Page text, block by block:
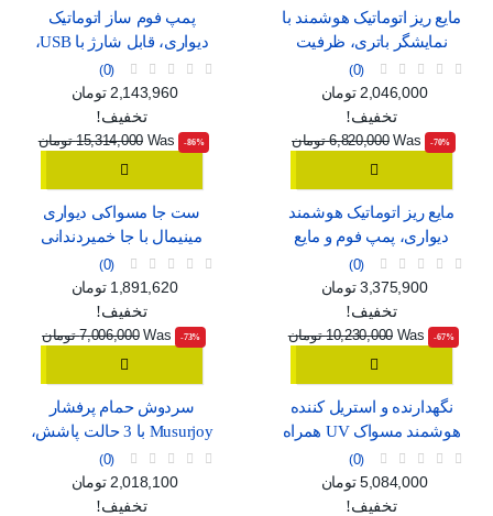
مایع ریز اتوماتیک هوشمند با
نمایشگر باتری، ظرفیت
420ml و استاندارد ضدآب
IPX5
0
قیمت عادی
قیمت
2,046,000 تومان
تخفیف!
‎-70%
Was 6,820,000 تومان
پمپ فوم ساز اتوماتیک
دیواری، قابل شارژ با USB،
طرح مینیمال سفید و آبی
0
قیمت عادی
قیمت
2,143,960 تومان
تخفیف!
‎-86%
Was 15,314,000 تومان
مایع ریز اتوماتیک هوشمند
دیواری، پمپ فوم و مایع
تنظیم
0
قیمت عادی
قیمت
3,375,900 تومان
تخفیف!
‎-67%
Was 10,230,000 تومان
ست جا مسواکی دیواری
مینیمال با جا خمیردندانی
اتوماتیک، لیوان آهنربایی و
دو کشو ارگانایزر
0
قیمت عادی
قیمت
1,891,620 تومان
تخفیف!
‎-73%
Was 7,006,000 تومان
نگهدارنده و استریل کننده
هوشمند مسواک UV همراه
با خشک‌کن و جای لیوان
0
قیمت عادی
قیمت
5,084,000 تومان
تخفیف!
سردوش حمام پرفشار
Musurjoy با 3 حالت پاشش،
مدل گرد 15 سانتی‌متری
0
قیمت عادی
قیمت
2,018,100 تومان
تخفیف!